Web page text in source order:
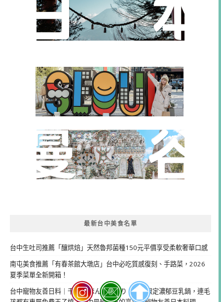
最新台中美食名單
台中生吐司推薦「釀烘焙」天然魯邦菌種150元平價享受柔軟奢華口感
南屯美食推薦「有春茶館大墩店」台中必吃質感復刻、手路菜，2026
夏季菜單全新開箱！
台中寵物友善日料｜千汌 にほんりょうり：平日限定濃郁豆乳鍋，連毛